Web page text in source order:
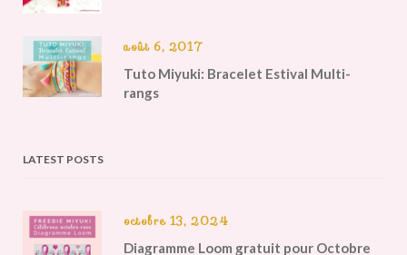
août 6, 2017
Tuto Miyuki: Bracelet Estival Multi-
rangs
LATEST POSTS
octobre 13, 2024
Diagramme Loom gratuit pour Octobre